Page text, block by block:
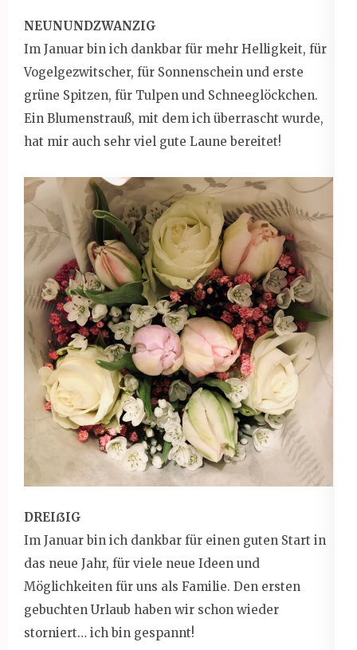
NEUNUNDZWANZIG
Im Januar bin ich dankbar für mehr Helligkeit, für
Vogelgezwitscher, für Sonnenschein und erste
grüne Spitzen, für Tulpen und Schneeglöckchen.
Ein Blumenstrauß, mit dem ich überrascht wurde,
hat mir auch sehr viel gute Laune bereitet!
DREIßIG
Im Januar bin ich dankbar für einen guten Start in
das neue Jahr, für viele neue Ideen und
Möglichkeiten für uns als Familie. Den ersten
gebuchten Urlaub haben wir schon wieder
storniert… ich bin gespannt!